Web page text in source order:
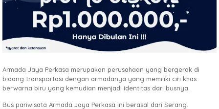
Armada Jaya Perkasa merupakan perusahaan yang bergerak di
bidang transportasi dengan armadanya yang memiliki ciri khas
berwarna biru yang kemudian menjadi identitas dari busnya.
Bus pariwisata Armada Jaya Perkasa ini berasal dari Serang.